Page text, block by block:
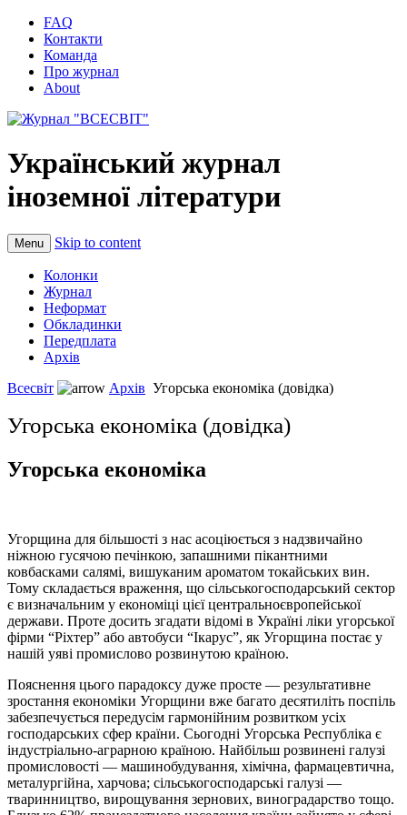
FAQ
Контакти
Команда
Про журнал
About
Український журнал
іноземної літератури
Menu Skip to content
Колонки
Журнал
Неформат
Обкладинки
Передплата
Архів
Всесвіт
Архів Угорська економіка (довідка)
Угорська економіка (довідка)
Угорська економіка
Угорщина для більшості з нас асоціюється з надзвичайно
ніжною гусячою печінкою, запашними пікантними
ковбасками салямі, вишуканим ароматом токайських вин.
Тому складається враження, що сільськогосподарський сектор
є визначальним у економіці цієї центральноєвропейської
держави. Проте досить згадати відомі в Україні ліки угорської
фірми “Ріхтер” або автобуси “Ікарус”, як Угорщина постає у
нашій уяві промислово розвинутою країною.
Пояснення цього парадоксу дуже просте — результативне
зростання економіки Угорщини вже багато десятиліть поспіль
забезпечується передусім гармонійним розвитком усіх
господарських сфер країни. Сьогодні Угорська Республіка є
індустріально-аграрною країною. Найбільш розвинені галузі
промисловості — машинобудування, хімічна, фармацевтична,
металургійна, харчова; сільськогосподарські галузі —
тваринництво, вирощування зернових, виноградарство тощо.